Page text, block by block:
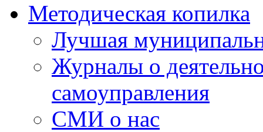
Методическая копилка
Лучшая
Журналы о
самоуправления
СМИ о нас